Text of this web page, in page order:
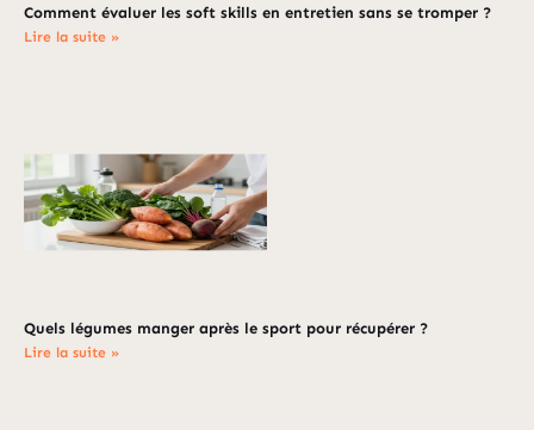
Comment évaluer les soft skills en entretien sans se tromper ?
Lire la suite »
Quels légumes manger après le sport pour récupérer ?
Lire la suite »